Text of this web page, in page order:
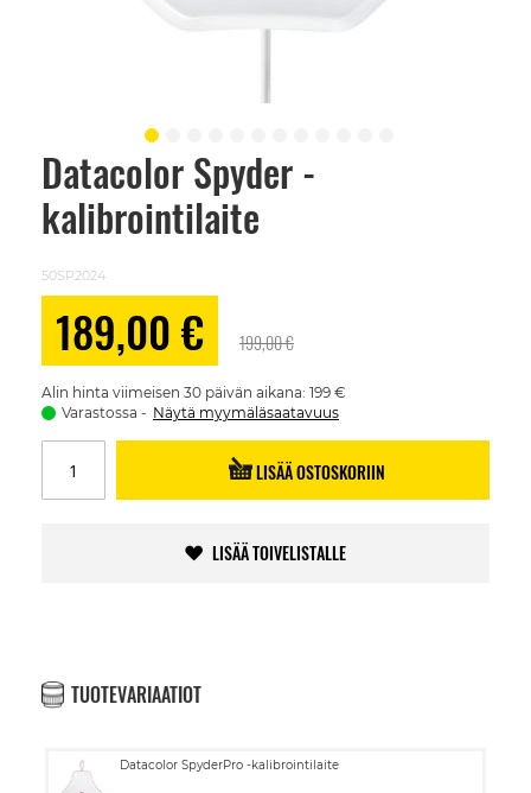
Datacolor Spyder -
kalibrointilaite
50SP2024
189,00 € 199,00 €
Alin hinta viimeisen 30 päivän aikana: 199 €
Varastossa
Näytä myymäläsaatavuus
LISÄÄ OSTOSKORIIN
LISÄÄ TOIVELISTALLE
TUOTEVARIAATIOT
Datacolor SpyderPro -kalibrointilaite
Skip
beginning
images
gallery